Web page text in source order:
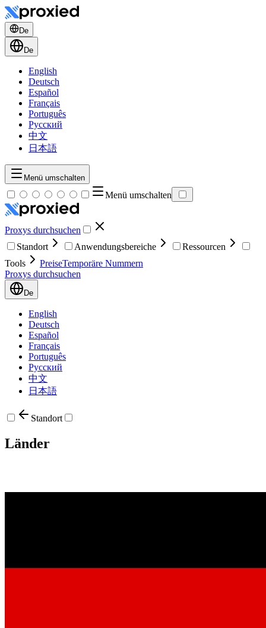
De
De
English
Deutsch
Español
Français
Português
Русский
中文
日本語
Menü umschalten
Menü umschalten
Proxys durchsuchen
Standort
Anwendungsbereiche
Ressourcen
Tools
PreiseTemporäre Nummern
Proxys durchsuchen
De
English
Deutsch
Español
Français
Português
Русский
中文
日本語
Standort
Länder